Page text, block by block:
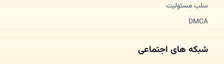
سلب مسئولیت
DMCA
شبکه های اجتماعی